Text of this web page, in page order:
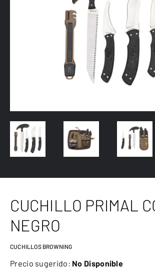
CUCHILLO PRIMAL
NEGRO
CUCHILLOS BROWNING
Precio sugerido: No Disponible